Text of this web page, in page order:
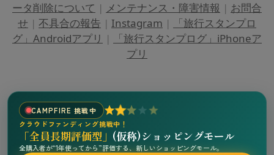
ータ削除について | メンテナンス・障害情報 | お問合
せ | 不具合の報告 | Instagram |
「旅行スタンプロ
グ」Androidアプリ |
「旅行スタンプログ」iPhoneア
プリ
CAMPFIRE 挑戦中
クラウドファンディング挑戦中！
「全員長期評価型」 (仮称)ショッピングモール
全購入者が“1年使ってから”評価する、新しいショッピングモール。